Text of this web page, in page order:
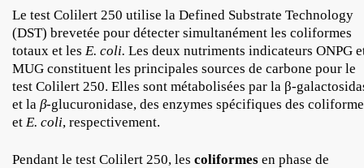
Le test Colilert 250 utilise la Defined Substrate Technology
(DST) brevetée pour détecter simultanément les coliformes
totaux et les E. coli. Les deux nutriments indicateurs ONPG
MUG constituent les principales sources de carbone pour le
test Colilert 250. Elles sont métabolisées par la β-
et la β-glucuronidase, des enzymes spécifiques des
et E. coli, respectivement.
Pendant le test Colilert 250, les coliformes en phase de